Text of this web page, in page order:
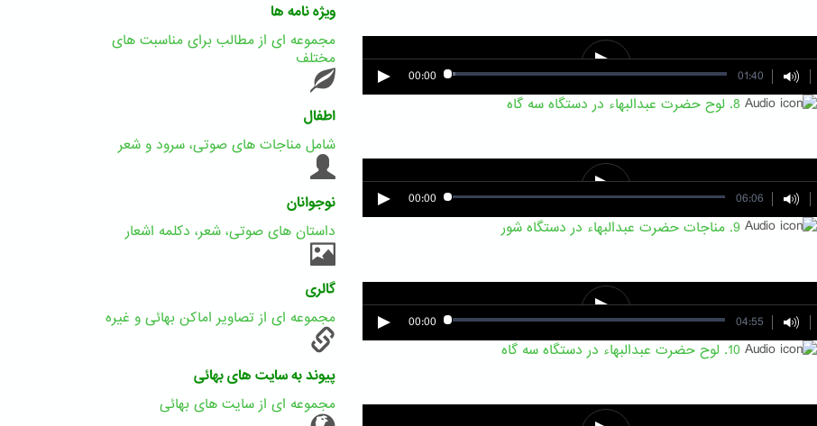
00:00 01:40
8. لوح حضرت عبدالبهاء در دستگاه سه گاه
00:00 06:06
9. مناجات حضرت عبدالبهاء در دستگاه شور
00:00 04:55
10. لوح حضرت عبدالبهاء در دستگاه سه گاه
ویژه نامه ها
مجموعه ای از مطالب برای مناسبت های
مختلف
اطفال
شامل مناجات های صوتی، سرود و شعر
نوجوانان
داستان های صوتی، شعر، دکلمه اشعار
گالری
مجموعه ای از تصاویر اماکن بهائی و غیره
پیوند به سایت های بهائی
مجموعه ای از سایت های بهائی